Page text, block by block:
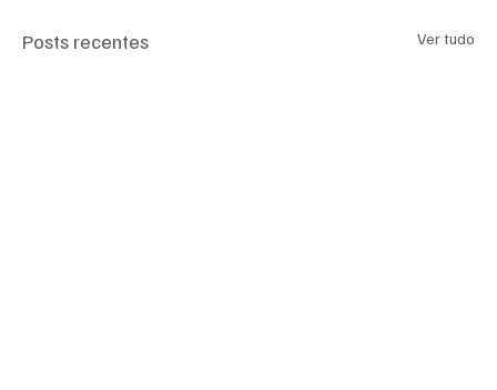
Posts recentes Ver tudo